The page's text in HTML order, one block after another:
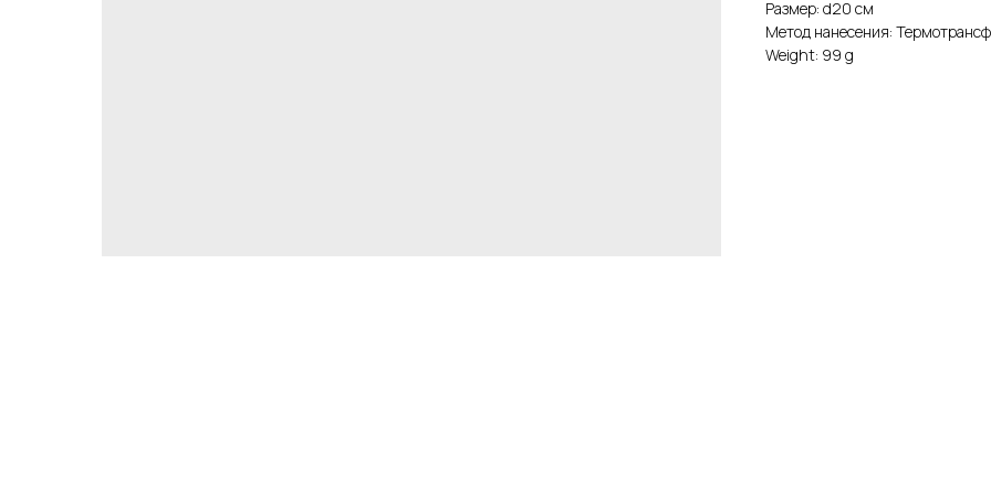
Размер: d20 см
Метод нанесения:
Weight: 99 g